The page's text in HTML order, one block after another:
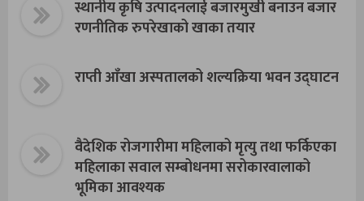
स्थानीय कृषि उत्पादनलाई बजारमुखी बनाउन बजार
रणनीतिक रुपरेखाको खाका तयार
राप्ती आँखा अस्पतालको शल्यक्रिया भवन उद्घाटन
वैदेशिक रोजगारीमा महिलाको मृत्यु तथा फर्किएका
महिलाका सवाल सम्बोधनमा सरोकारवालाको
भूमिका आवश्यक